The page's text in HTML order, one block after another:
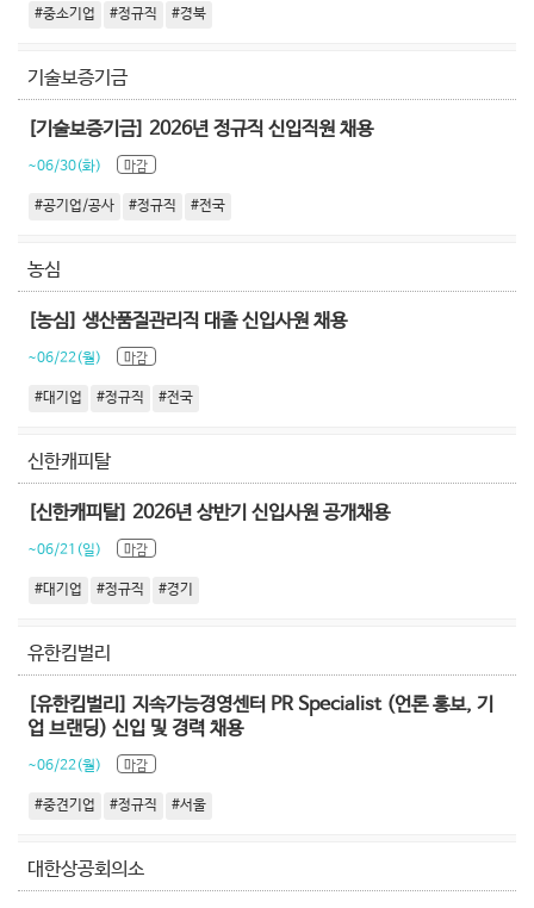
#중소기업 #정규직 #경북
기술보증기금
[기술보증기금] 2026년 정규직 신입직원 채용
~06/30(화) 마감
#공기업/공사 #정규직 #전국
농심
[농심] 생산품질관리직 대졸 신입사원 채용
~06/22(월) 마감
#대기업 #정규직 #전국
신한캐피탈
[신한캐피탈] 2026년 상반기 신입사원 공개채용
~06/21(일) 마감
#대기업 #정규직 #경기
유한킴벌리
[유한킴벌리] 지속가능경영센터 PR Specialist (언론 홍보, 기
업 브랜딩) 신입 및 경력 채용
~06/22(월) 마감
#중견기업 #정규직 #서울
대한상공회의소